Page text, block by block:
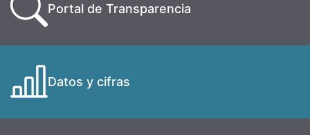
Portal de Transparencia
Datos y cifras